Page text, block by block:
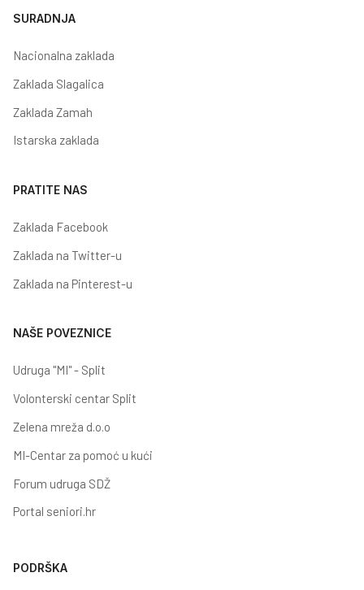
SURADNJA
Nacionalna zaklada
Zaklada Slagalica
Zaklada Zamah
Istarska zaklada
PRATITE NAS
Zaklada Facebook
Zaklada na Twitter-u
Zaklada na Pinterest-u
NAŠE POVEZNICE
Udruga "MI" - Split
Volonterski centar Split
Zelena mreža d.o.o
MI-Centar za pomoć u kući
Forum udruga SDŽ
Portal seniori.hr
PODRŠKA